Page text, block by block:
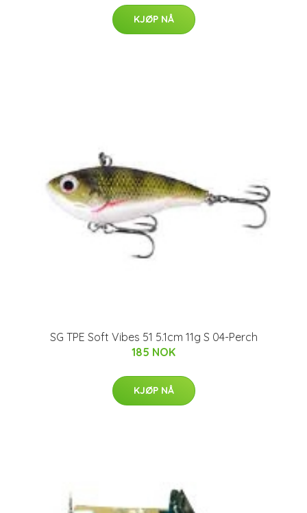
KJØP NÅ
SG TPE Soft Vibes 51 5.1cm 11g S 04-Perch
185 NOK
KJØP NÅ